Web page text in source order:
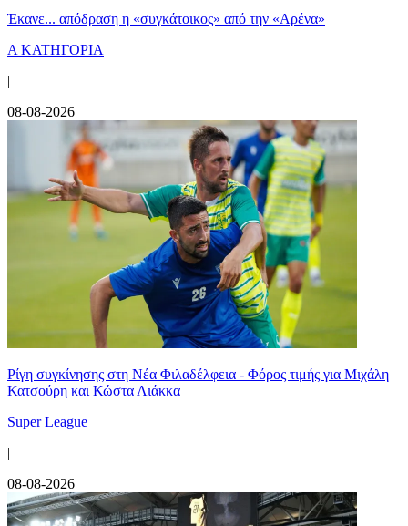
Έκανε... απόδραση η «συγκάτοικος» από την «Αρένα»
Α ΚΑΤΗΓΟΡΙΑ
|
08-08-2026
Ρίγη συγκίνησης στη Νέα Φιλαδέλφεια - Φόρος τιμής για Μιχάλη
Κατσούρη και Κώστα Λιάκκα
Super League
|
08-08-2026